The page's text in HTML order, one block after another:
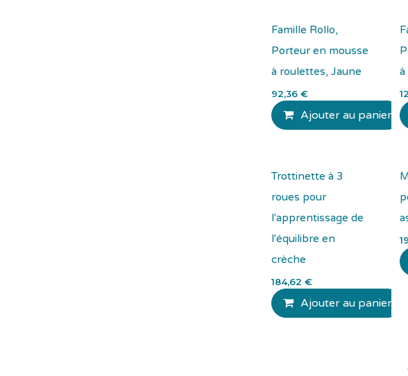
Famille Rollo,
Porteur en mousse
à roulettes, Jaune
92,36 €
Ajouter au panier
Trottinette à 3
roues pour
l'apprentissage de
l'équilibre en
crèche
184,62 €
Ajouter au panier